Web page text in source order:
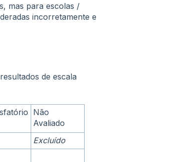
mas para escolas /
incorretamente e
de escala
Não
Avaliado
Excluído